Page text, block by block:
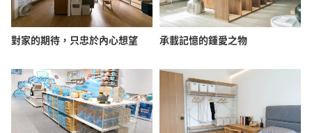
對家的期待，只忠於內心想望 承載記憶的鍾愛之物